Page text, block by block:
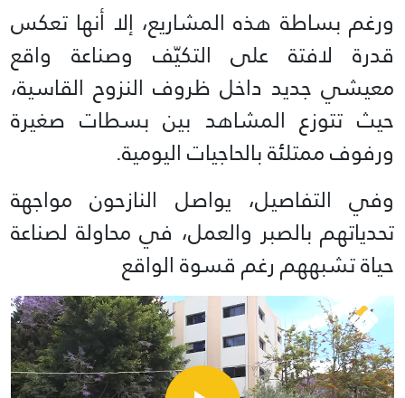
ورغم بساطة هذه المشاريع، إلا أنها تعكس
قدرة لافتة على التكيّف وصناعة واقع
معيشي جديد داخل ظروف النزوح القاسية،
حيث تتوزع المشاهد بين بسطات صغيرة
ورفوف ممتلئة بالحاجيات اليومية.
وفي التفاصيل، يواصل النازحون مواجهة
تحدياتهم بالصبر والعمل، في محاولة لصناعة
حياة تشبههم رغم قسوة الواقع